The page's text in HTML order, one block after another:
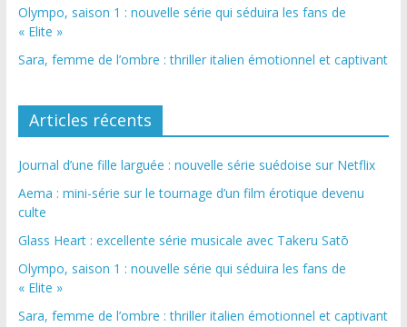
Olympo, saison 1 : nouvelle série qui séduira les fans de
« Elite »
Sara, femme de l’ombre : thriller italien émotionnel et captivant
Articles récents
Journal d’une fille larguée : nouvelle série suédoise sur Netflix
Aema : mini-série sur le tournage d’un film érotique devenu
culte
Glass Heart : excellente série musicale avec Takeru Satō
Olympo, saison 1 : nouvelle série qui séduira les fans de
« Elite »
Sara, femme de l’ombre : thriller italien émotionnel et captivant